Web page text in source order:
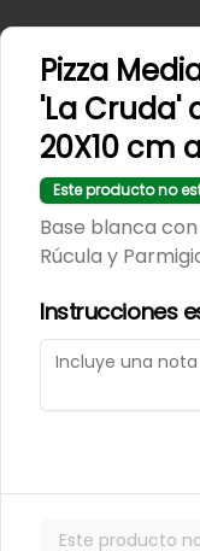
Zona de despacho
Términos y
Política de privacidad
Redes sociales
Instagram
Mi cuenta
Iniciar sesión
Pizza
'La Cruda'
20X10 cm
Este producto no
Base blanca
Rúcula y
Instrucciones
Este producto